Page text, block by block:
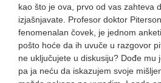
kao što je ova, prvo od vas zahteva
izjašnjavate. Profesor doktor
fenomenalan čovek, je jednom
pošto hoće da ih uvuče u razgovor
ne uključujete u diskusiju? Dođe mu
pa ja neću da iskazujem svoje